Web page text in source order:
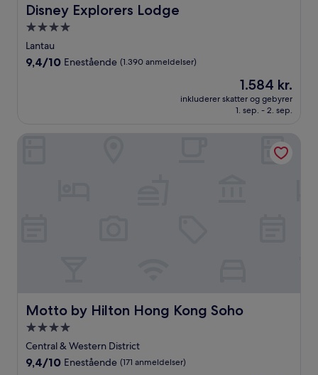
Disney Explorers Lodge
Disney Explorers Lodge
4.0-
stjernet
overnatningssted
Lantau
9.4
anmeldelser)
9,4/10 Enestående (1.390 anmeldelser)
Prisen
er
1.584 kr.
1.584 kr.
inkluderer skatter og gebyrer
1. sep. - 2. sep.
Motto by Hilton Hong Kong Soho
Motto by Hilton Hong Kong Soho
4.0-
stjernet
overnatningssted
Central & Western District
9.4
9,4/10 Enestående (171 anmeldelser)